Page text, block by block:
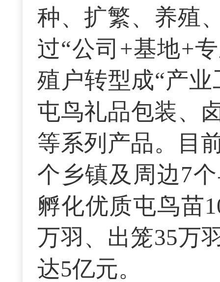
种、扩繁、养殖
过“公司+基地+
殖户转型成“产
屯鸟礼品包装、
等系列产品。目
个乡镇及周边7
孵化优质屯鸟苗
万羽、出笼35万
达5亿元。